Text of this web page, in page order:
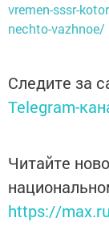
vremen-sssr-
nechto-vazhnoe/
Следите за
Telegram-
Читайте
https://